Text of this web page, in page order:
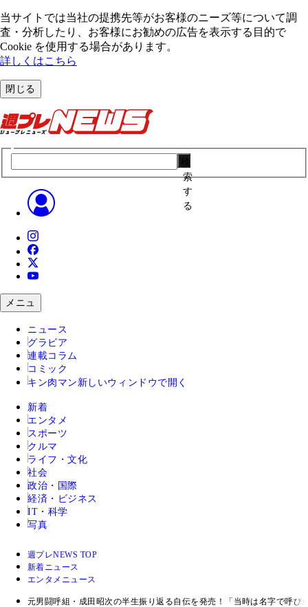
当サイトでは当社の提携先等がお客様のニーズ等について調
査・分析したり、お客様にお勧めの広告を表⽰する⽬的で
Cookie を使⽤する場合があります。
詳しくはこちら
閉じる
索
す
る
メニュ
ニュース
グラビア
連載コラム
コミック
キン肉マン 新しいウィンドウで開く
新着
エンタメ
スポーツ
クルマ
ライフ・文化
社会
政治・国際
経済・ビジネス
IT・科学
写真
週プレNEWS TOP
新着ニュース
エンタメニュース
元男闘呼組・成田昭次の半生振り返る自伝を発売！「当時は名字で呼び